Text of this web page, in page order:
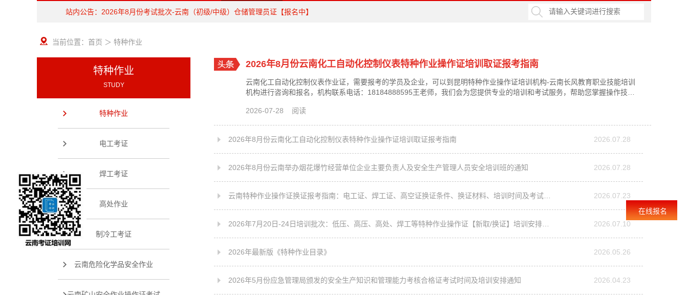
站内公告：2026年8月份考试批次-云南（初级/中级）仓储管理员证【报名中】
在线报名
当前位置： 首页 ＞ 特种作业
特种作业
STUDY
特种作业
电工考证
焊工考证
高处作业
制冷工考证
云南危险化学品安全作业
2026年8月份云南化工自动化控制仪表特种作业操作证培训取证报考指南
云南化工自动化控制仪表作业证，需要报考的学员及企业，可以到昆明特种作业操作证培训机构-云南长风教育职业技能培训
机构进行咨询和报名，机构联系电话：18184888595王老师，我们会为您提供专业的培训和考试服务，帮助您掌握操作技能
动化控制仪表系统安装、维修、维护的作业。二、报考流程第一、报名：提交资料报名，开通线上学习平台；第二、参加培
2026-07-28 阅读
2026年8月份云南化工自动化控制仪表特种作业操作证培训取证报考指南 2026.07.28
2026年8月份云南举办烟花爆竹经营单位企业主要负责人及安全生产管理人员安全培训班的通知 2026.07.28
2026.07.23
2026.07.10
2026年最新版《特种作业目录》 2026.05.26
2026年5月份应急管理局颁发的安全生产知识和管理能力考核合格证考试时间及培训安排通知 2026.04.23